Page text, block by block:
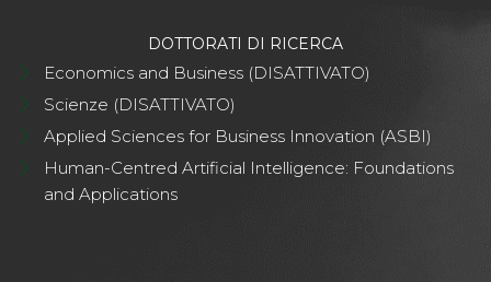
DOTTORATI DI RICERCA
Economics and Business (DISATTIVATO)
Scienze (DISATTIVATO)
Applied Sciences for Business Innovation (ASBI)
Human-Centred Artificial Intelligence: Foundations
and Applications